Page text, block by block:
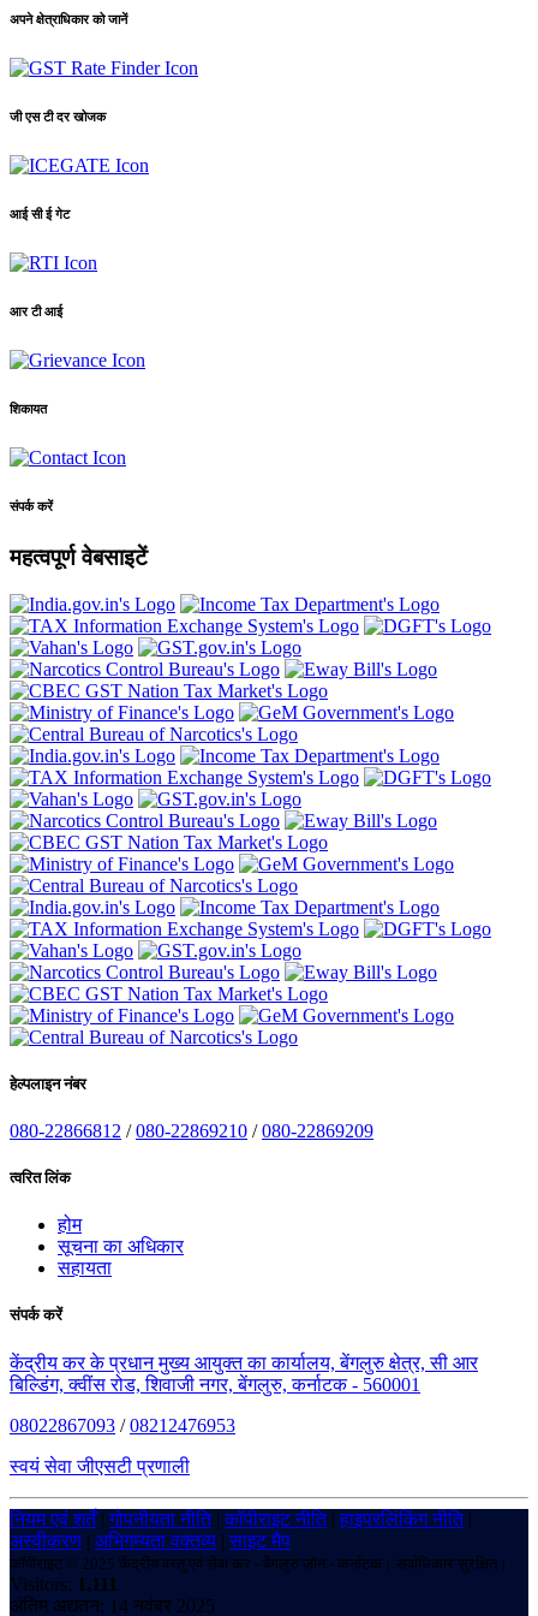
अपने क्षेत्राधिकार को जानें
जी एस टी दर खोजक
आई सी ई गेट
आर टी आई
शिकायत
संपर्क करें
महत्वपूर्ण वेबसाइटें
हेल्पलाइन नंबर
080-22866812 /080-22869210 /080-22869209
त्वरित लिंक
होम
सूचना का अधिकार
सहायता
संपर्क करें
केंद्रीय कर के प्रधान मुख्य आयुक्त का कार्यालय, बेंगलुरु क्षेत्र, सी आर
बिल्डिंग, क्वींस रोड, शिवाजी नगर, बेंगलुरु, कर्नाटक - 560001
08022867093 /08212476953
स्वयं सेवा जीएसटी प्रणाली
नियम एवं शर्तें|गोपनीयता नीति|कॉपीराइट नीति|हाइपरलिंकिंग नीति|
अस्वीकरण | अभिगम्यता वक्तव्य |साइट मैप
कॉपीराइट © 2025 केंद्रीय वस्तु एवं सेवा कर - बेंगलुरु ज़ोन - कर्नाटक। सर्वाधिकार सुरक्षित।
Visitors: 1,111
अंतिम अद्यतन: 14 नवंबर 2025